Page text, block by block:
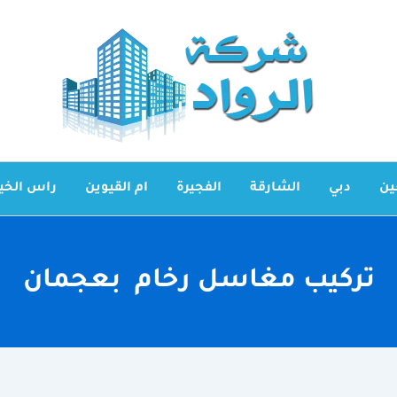
دبي الشارقة الفجيرة ام القيوين راس
تركيب مغاسل رخام بعجمان